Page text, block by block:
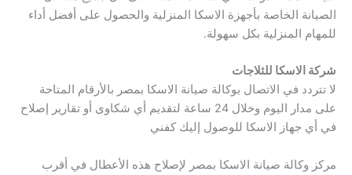
الصيانة الخاصة بأجهزة الاسكا المنزلية والحصول على أفضل أداء
للمهام المنزلية بكل سهولة.
شركة الاسكا للثلاجات
لا تتردد في الاتصال بوكالة صيانة الاسكا بمصر بالأرقام المتاحة
على مدار اليوم وخلال 24 ساعة لتقديم أي شكاوى أو تقارير إصلاح
في أي جهاز الاسكا للوصول إليك كفني
مركز وكالة صيانة الاسكا بمصر لإصلاح هذه الأعطال في أقرب